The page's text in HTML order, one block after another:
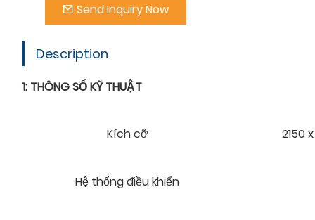
Send Inquiry Now
Description
1: THÔNG SỐ KỸ THUẬT
Kích cỡ 2150
Hệ thống điều khiển